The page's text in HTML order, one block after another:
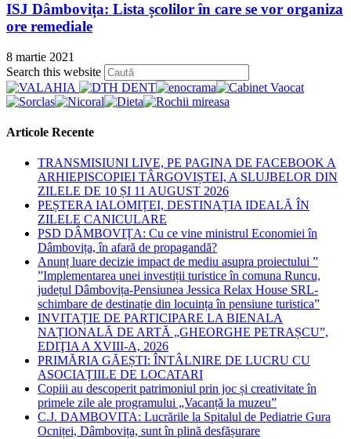
ISJ Dâmbovița: Lista școlilor în care se vor organiza
ore remediale
8 martie 2021
Search this website
Escape
Articole Recente
TRANSMISIUNI LIVE, PE PAGINA DE FACEBOOK A
ARHIEPISCOPIEI TÂRGOVIȘTEI, A SLUJBELOR DIN
ZILELE DE 10 ȘI 11 AUGUST 2026
PEȘTERA IALOMIȚEI, DESTINAȚIA IDEALĂ ÎN
ZILELE CANICULARE
PSD DÂMBOVIȚA: Cu ce vine ministrul Economiei în
Dâmbovița, în afară de propagandă?
Anunț luare decizie impact de mediu asupra proiectului ”
”Implementarea unei investiții turistice în comuna Runcu,
județul Dâmbovița-Pensiunea Jessica Relax House SRL-
schimbare de destinație din locuința în pensiune turistica”
INVITAȚIE DE PARTICIPARE LA BIENALA
NAȚIONALĂ DE ARTĂ „GHEORGHE PETRAȘCU”,
EDIŢIA A XVIII-A, 2026
PRIMĂRIA GĂEȘTI: ÎNTÂLNIRE DE LUCRU CU
ASOCIAȚIILE DE LOCATARI
Copiii au descoperit patrimoniul prin joc și creativitate în
primele zile ale programului „Vacanță la muzeu”
C.J. DAMBOVITA: Lucrările la Spitalul de Pediatrie Gura
Ocniței, Dâmbovița, sunt în plină desfășurare